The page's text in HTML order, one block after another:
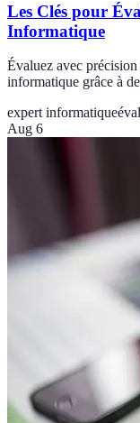
Les Clés pour
Informatique
Évaluez avec
informatique grâce à
expert informatique
Aug 6